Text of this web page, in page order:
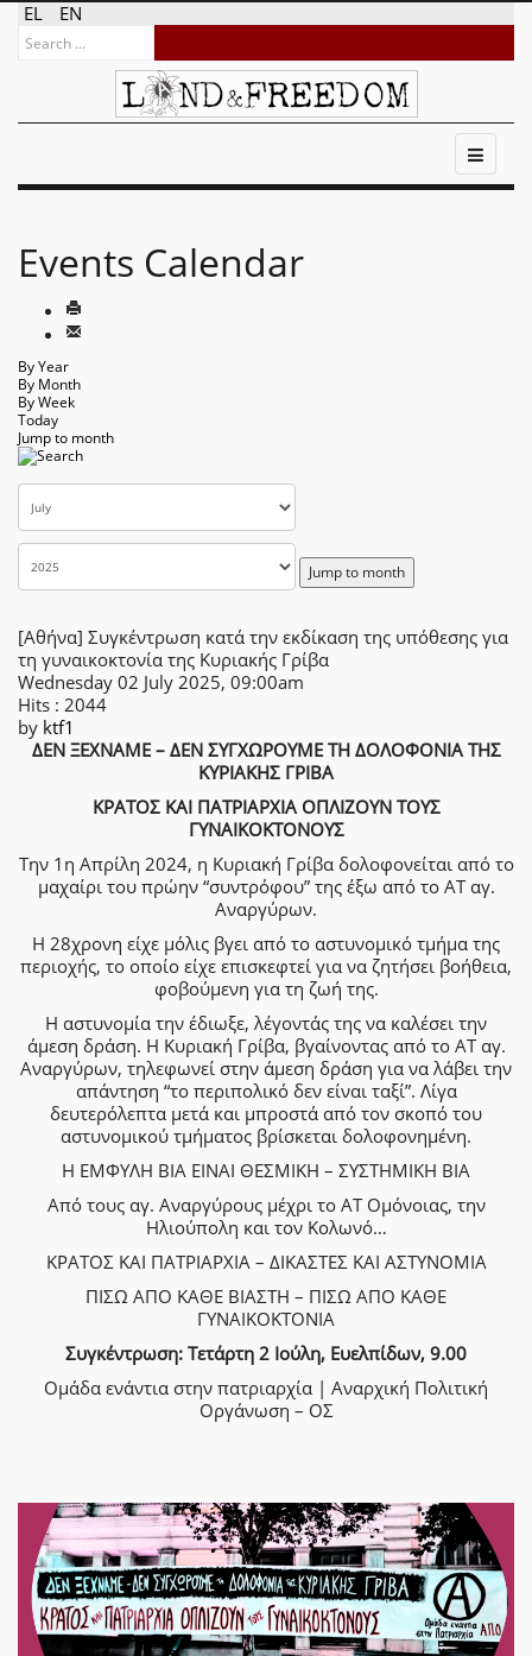
EL EN
Events Calendar
By Year
By Month
By Week
Today
Jump to month
Jump to month
[Αθήνα] Συγκέντρωση κατά την εκδίκαση της υπόθεσης για
τη γυναικοκτονία της Κυριακής Γρίβα
Wednesday 02 July 2025, 09:00am
Hits : 2044
by ktf1
ΔΕΝ ΞΕΧΝΑΜΕ – ΔΕΝ ΣΥΓΧΩΡΟΥΜΕ ΤΗ ΔΟΛΟΦΟΝΙΑ ΤΗΣ
ΚΥΡΙΑΚΗΣ ΓΡΙΒΑ
ΚΡΑΤΟΣ ΚΑΙ ΠΑΤΡΙΑΡΧΙΑ ΟΠΛΙΖΟΥΝ ΤΟΥΣ
ΓΥΝΑΙΚΟΚΤΟΝΟΥΣ
Την 1η Απρίλη 2024, η Κυριακή Γρίβα δολοφονείται από το
μαχαίρι του πρώην “συντρόφου” της έξω από το ΑΤ αγ.
Αναργύρων.
Η 28χρονη είχε μόλις βγει από το αστυνομικό τμήμα της
περιοχής, το οποίο είχε επισκεφτεί για να ζητήσει βοήθεια,
φοβούμενη για τη ζωή της.
Η αστυνομία την έδιωξε, λέγοντάς της να καλέσει την
άμεση δράση. Η Κυριακή Γρίβα, βγαίνοντας από το ΑΤ αγ.
Αναργύρων, τηλεφωνεί στην άμεση δράση για να λάβει την
απάντηση “το περιπολικό δεν είναι ταξί”. Λίγα
δευτερόλεπτα μετά και μπροστά από τον σκοπό του
αστυνομικού τμήματος βρίσκεται δολοφονημένη.
Η ΕΜΦΥΛΗ ΒΙΑ ΕΙΝΑΙ ΘΕΣΜΙΚΗ – ΣΥΣΤΗΜΙΚΗ ΒΙΑ
Από τους αγ. Αναργύρους μέχρι το ΑΤ Ομόνοιας, την
Ηλιούπολη και τον Κολωνό…
ΚΡΑΤΟΣ ΚΑΙ ΠΑΤΡΙΑΡΧΙΑ – ΔΙΚΑΣΤΕΣ ΚΑΙ ΑΣΤΥΝΟΜΙΑ
ΠΙΣΩ ΑΠΟ ΚΑΘΕ ΒΙΑΣΤΗ – ΠΙΣΩ ΑΠΟ ΚΑΘΕ
ΓΥΝΑΙΚΟΚΤΟΝΙΑ
Συγκέντρωση: Τετάρτη 2 Ιούλη, Ευελπίδων, 9.00
Ομάδα ενάντια στην πατριαρχία | Αναρχική Πολιτική
Οργάνωση – ΟΣ